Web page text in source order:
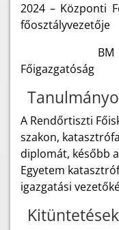
2024 – Központi
főosztályvezetője
BM
Főigazgatóság
A Rendőrtiszti
szakon,
diplomát, később
Egyetem
igazgatási